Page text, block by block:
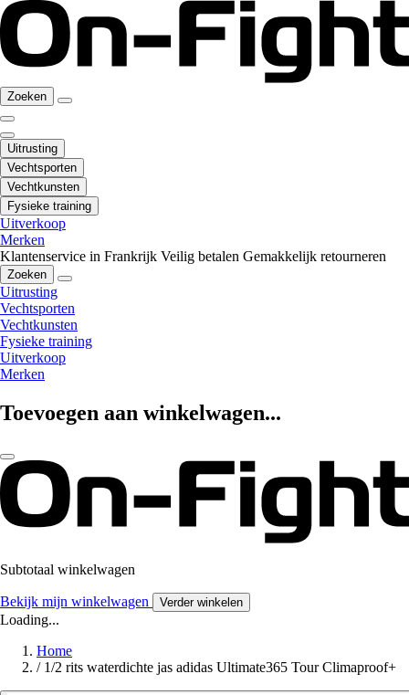
Zoeken
Uitrusting
Vechtsporten
Vechtkunsten
Fysieke training
Uitverkoop
Merken
Klantenservice in Frankrijk Veilig betalen Gemakkelijk retourneren
Zoeken
Uitrusting
Vechtsporten
Vechtkunsten
Fysieke training
Uitverkoop
Merken
Toevoegen aan winkelwagen...
Subtotaal winkelwagen
Bekijk mijn winkelwagen Verder winkelen
Loading...
Home
/ 1/2 rits waterdichte jas adidas Ultimate365 Tour Climaproof+